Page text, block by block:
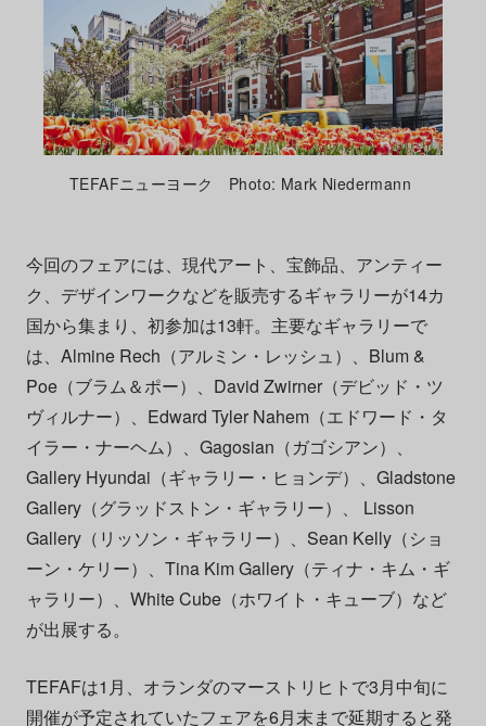
TEFAFニューヨーク Photo: Mark Niedermann
今回のフェアには、現代アート、宝飾品、アンティー
ク、デザインワークなどを販売するギャラリーが14カ
国から集まり、初参加は13軒。主要なギャラリーで
は、Almine Rech（アルミン・レッシュ）、Blum &
Poe（ブラム＆ポー）、David Zwirner（デビッド・ツ
ヴィルナー）、Edward Tyler Nahem（エドワード・タ
イラー・ナーヘム）、Gagosian（ガゴシアン）、
Gallery Hyundai（ギャラリー・ヒョンデ）、Gladstone
Gallery（グラッドストン・ギャラリー）、 Lisson
Gallery（リッソン・ギャラリー）、Sean Kelly（ショ
ーン・ケリー）、Tina Kim Gallery（ティナ・キム・ギ
ャラリー）、White Cube（ホワイト・キューブ）など
が出展する。
TEFAFは1月、オランダのマーストリヒトで3月中旬に
開催が予定されていたフェアを6月末まで延期すると発